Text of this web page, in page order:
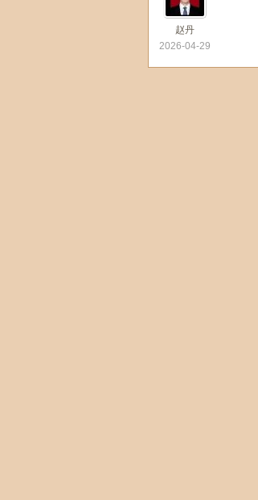
赵丹
2026-04-29